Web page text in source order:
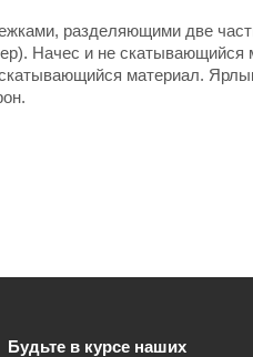
разделяющими две
Начес и не
материал.
Будьте в курсе наших